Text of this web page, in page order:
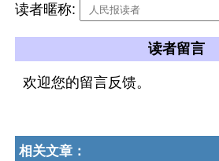
读者暱称:
读者留言
欢迎您的留言反馈。
相关文章：